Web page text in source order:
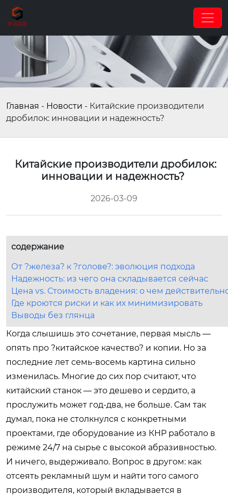
Главная - Новости - Китайские производители
дробилок: инновации и надежность?
Китайские производители дробилок:
инновации и надежность?
2026-03-09
содержание
От ?железа? к ?голове?: эволюция подхода
Надежность: из чего она складывается сейчас
Цена vs. Стоимость владения: о чем
Где кроются риски и как их минимизировать
Выводы без глянца
Когда слышишь это сочетание, первая мысль —
опять про ?китайское качество? и копии. Но за
последние лет семь-восемь картина сильно
изменилась. Многие до сих пор считают, что
китайский станок — это дешево и сердито, а
прослужить может год-два, не больше. Сам так
думал, пока не столкнулся с конкретными
проектами, где оборудование из КНР работало в
режиме 24/7 на сырье с высокой абразивностью.
И ничего, выдерживало. Вопрос в другом: как
отсеять рекламный шум и найти того самого
производителя, который вкладывается в